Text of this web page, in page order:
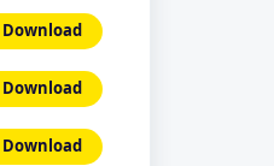
Download
Download
Download